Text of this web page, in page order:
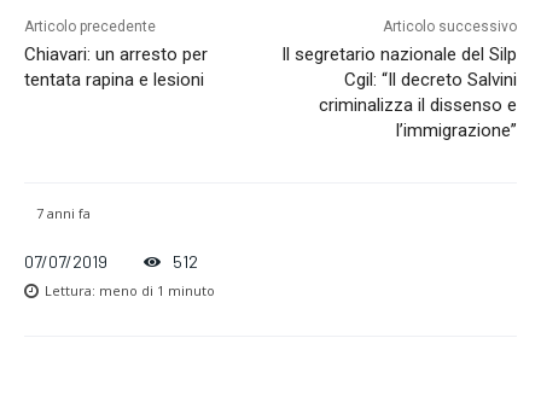
Articolo precedente
Chiavari: un arresto per
tentata rapina e lesioni
Articolo successivo
Il segretario nazionale del Silp
Cgil: “Il decreto Salvini
criminalizza il dissenso e
l’immigrazione”
7 anni fa
07/07/2019 512
Lettura: meno di 1 minuto